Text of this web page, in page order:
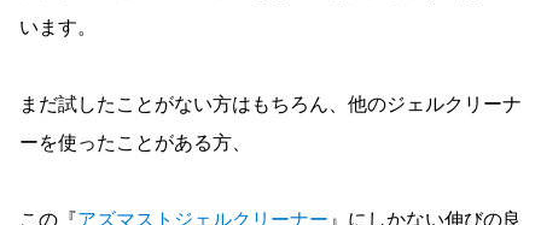
います。
まだ試したことがない方はもちろん、他のジェルクリーナ
ーを使ったことがある方、
この『 アズマストジェルクリーナー』にしかない伸びの良